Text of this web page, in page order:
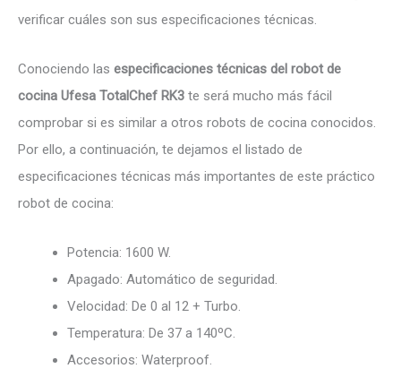
verificar cuáles son sus especificaciones técnicas.
Conociendo las especificaciones técnicas del robot de
cocina Ufesa TotalChef RK3 te será mucho más fácil
comprobar si es similar a otros robots de cocina conocidos.
Por ello, a continuación, te dejamos el listado de
especificaciones técnicas más importantes de este práctico
robot de cocina:
Potencia: 1600 W.
Apagado: Automático de seguridad.
Velocidad: De 0 al 12 + Turbo.
Temperatura: De 37 a 140ºC.
Accesorios: Waterproof.